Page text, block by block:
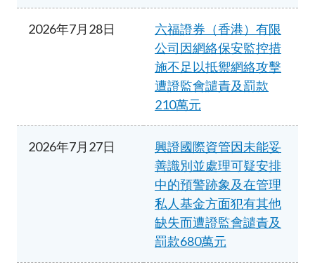
2026年7月28日
六福證券（香港）有限
公司因網絡保安監控措
施不足以抵禦網絡攻擊
遭證監會譴責及罰款
210萬元
2026年7月27日
興證國際資管因未能妥
善識別並處理可疑安排
中的預警跡象及在管理
私人基金方面犯有其他
缺失而遭證監會譴責及
罰款680萬元